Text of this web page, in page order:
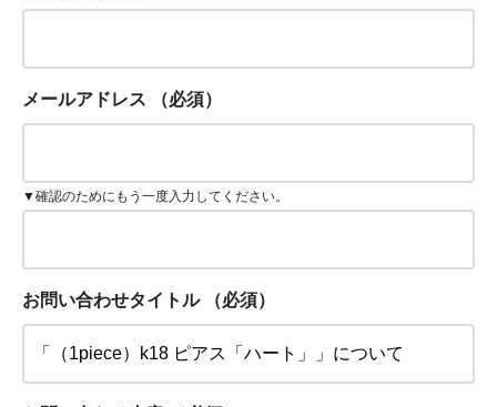
メールアドレス （必須）
▼確認のためにもう一度入力してください。
お問い合わせタイトル （必須）